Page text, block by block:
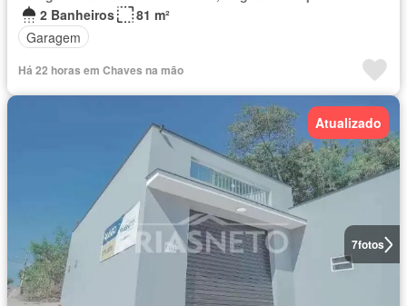
2 Banheiros
81 m²
Garagem
Há 22 horas em Chaves na mão
7fotos
Atualizado